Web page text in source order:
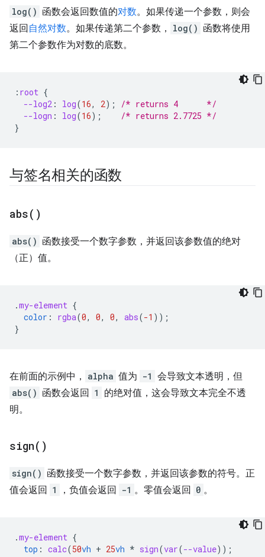
log() 函数会返回数值的对数。如果传递一个参数，则会
返回 自然对数。如果传递第二个参数， log() 函数将使用
第二个参数作为对数的底数。
: root {
--log2 : log(16, 2);
/* returns 4      */
--logn : log(16);
/* returns 2.7725 */
}
与签名相关的函数
abs( )
abs() 函数接受一个数字参数，并返回该参数值的绝对
（正）值。
.my-element {
color : rgba(0, 0, 0, abs(-1 ));
}
在前面的示例中， alpha 值为 -1 会导致文本透明，但
abs() 函数会返回 1
的绝对值，这会导致文本完全不透
明。
sign( )
sign() 函数接受一个数字参数，并返回该参数的符号。正
值会返回
1 ，负值会返回 -1 。零值会返回 0 。
.my-element {
top : calc(50vh + 25vh * sign(var(--value)) ;